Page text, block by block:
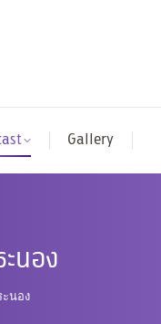
Gallery
นอง
นอง